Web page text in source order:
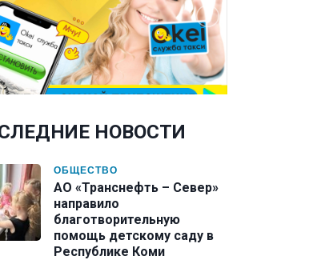
НОВОСТИ
ОБЩЕСТВО
АО «Транснефть – Север»
направило
благотворительную
помощь детскому саду в
Республике Коми